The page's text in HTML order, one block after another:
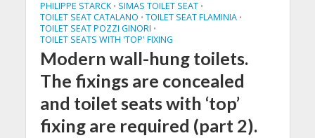
PHILIPPE STARCK • SIMAS TOILET SEAT •
TOILET SEAT CATALANO • TOILET SEAT FLAMINIA •
TOILET SEAT POZZI GINORI •
TOILET SEATS WITH 'TOP' FIXING
Modern wall-hung toilets.
The fixings are concealed
and toilet seats with ‘top’
fixing are required (part 2).